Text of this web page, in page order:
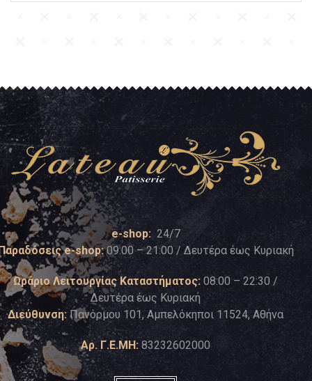
e-shop: 24/7
e-shop:09:00 – 21:00 / Δευτέρα έως Κυριακή
Ωράριο Λειτουργίας Καταστήματος: 08:00 – 22:30 /
Δευτέρα έως Κυριακή
Διεύθυνση: Πανόρμου 101, Αμπελόκηποι 11524, Αθήνα
Αρ. Γ.Ε.ΜΗ: 83232602000